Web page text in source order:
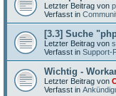
Letzter Beitrag von
Verfasst in
[3.3] Suche
Letzter Beitrag von
Verfasst in Support-
Wichtig -
Letzter Beitrag von
Verfasst in